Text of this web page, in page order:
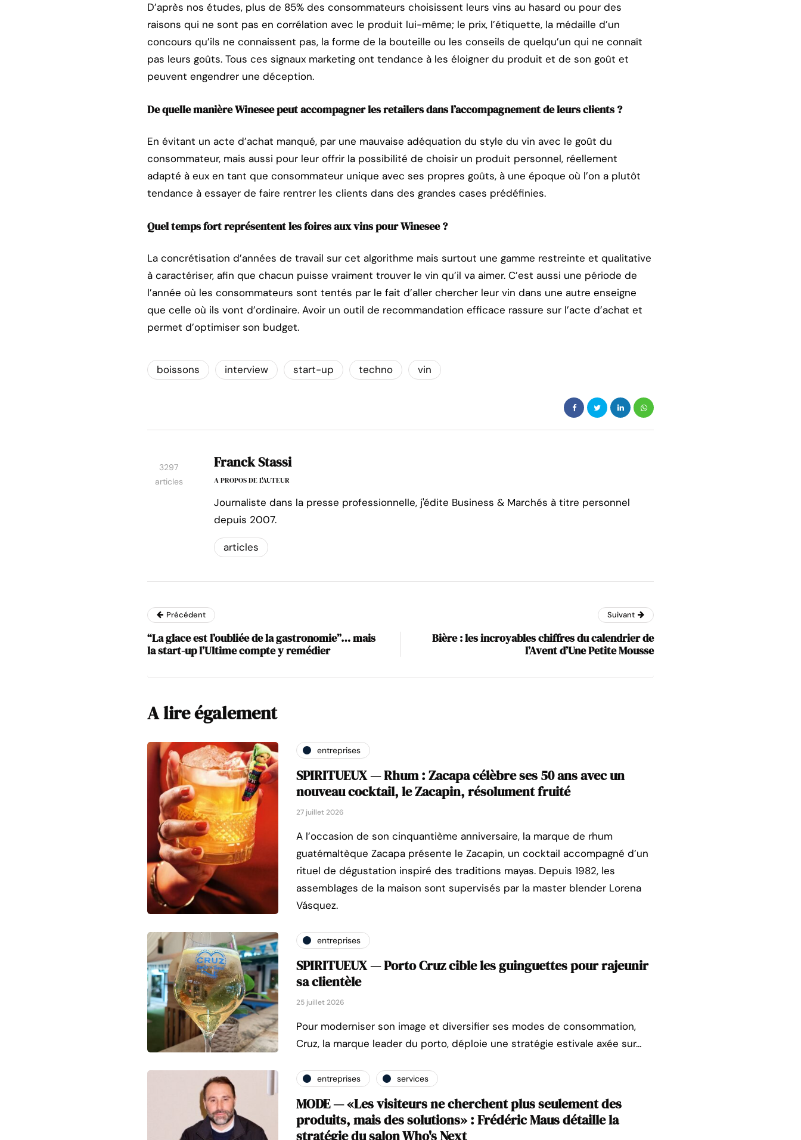
D’après nos études, plus de 85% des consommateurs choisissent leurs vins au hasard ou pour des
raisons qui ne sont pas en corrélation avec le produit lui-même; le prix, l’étiquette, la médaille d’un
concours qu’ils ne connaissent pas, la forme de la bouteille ou les conseils de quelqu’un qui ne connaît
pas leurs goûts. Tous ces signaux marketing ont tendance à les éloigner du produit et de son goût et
peuvent engendrer une déception.
De quelle manière Winesee peut accompagner les retailers dans l’accompagnement de leurs clients ?
En évitant un acte d’achat manqué, par une mauvaise adéquation du style du vin avec le goût du
consommateur, mais aussi pour leur offrir la possibilité de choisir un produit personnel, réellement
adapté à eux en tant que consommateur unique avec ses propres goûts, à une époque où l’on a plutôt
tendance à essayer de faire rentrer les clients dans des grandes cases prédéfinies.
Quel temps fort représentent les foires aux vins pour Winesee ?
La concrétisation d’années de travail sur cet algorithme mais surtout une gamme restreinte et qualitative
à caractériser, afin que chacun puisse vraiment trouver le vin qu’il va aimer. C’est aussi une période de
l’année où les consommateurs sont tentés par le fait d’aller chercher leur vin dans une autre enseigne
que celle où ils vont d’ordinaire. Avoir un outil de recommandation efficace rassure sur l’acte d’achat et
permet d’optimiser son budget.
boissons interview start-up techno vin
3297
articles
Franck Stassi
A PROPOS DE L'AUTEUR
Journaliste dans la presse professionnelle, j'édite Business & Marchés à titre personnel
depuis 2007.
articles
Précédent
“La glace est l’oubliée de la gastronomie”… mais
la start-up l’Ultime compte y remédier
Suivant
Bière : les incroyables chiffres du calendrier de
l’Avent d’Une Petite Mousse
A lire également
entreprises
SPIRITUEUX — Rhum : Zacapa célèbre ses 50 ans avec un
nouveau cocktail, le Zacapin, résolument fruité
27 juillet 2026
A l’occasion de son cinquantième anniversaire, la marque de rhum
guatémaltèque Zacapa présente le Zacapin, un cocktail accompagné d’un
rituel de dégustation inspiré des traditions mayas. Depuis 1982, les
assemblages de la maison sont supervisés par la master blender Lorena
Vásquez.
entreprises
SPIRITUEUX — Porto Cruz cible les guinguettes pour rajeunir
sa clientèle
25 juillet 2026
Pour moderniser son image et diversifier ses modes de consommation,
Cruz, la marque leader du porto, déploie une stratégie estivale axée sur…
entreprises services
MODE — «Les visiteurs ne cherchent plus seulement des
produits, mais des solutions» : Frédéric Maus détaille la
stratégie du salon Who's Next